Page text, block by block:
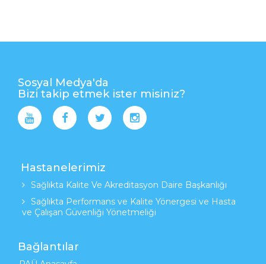
Sosyal Medya'da
Bizi takip etmek ister misiniz?
Hastanelerimiz
Sağlıkta Kalite Ve Akreditasyon Daire Başkanlığı
Sağlıkta Performans ve Kalite Yönergesi ve Hasta
ve Çalışan Güvenliği Yönetmeliği
Bağlantılar